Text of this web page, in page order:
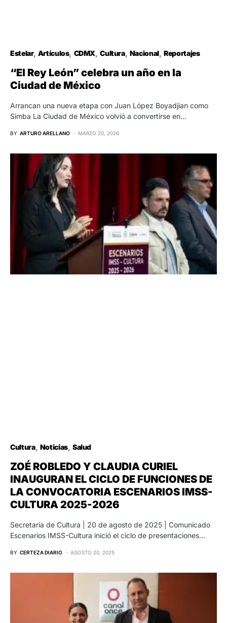
Estelar Artículos CDMX Cultura Nacional Reportajes
“El Rey León” celebra un año en la
Ciudad de México
Arrancan una nueva etapa con Juan López Boyadjian como
Simba La Ciudad de México volvió a convertirse en…
BY ARTURO ARELLANO MARZO 20, 2026
Cultura Noticias Salud
ZOÉ ROBLEDO Y CLAUDIA CURIEL
INAUGURAN EL CICLO DE FUNCIONES DE
LA CONVOCATORIA ESCENARIOS IMSS-
CULTURA 2025-2026
Secretaría de Cultura | 20 de agosto de 2025 | Comunicado
Escenarios IMSS-Cultura inició el ciclo de presentaciones…
BY CERTEZA DIARIO AGOSTO 20, 2025